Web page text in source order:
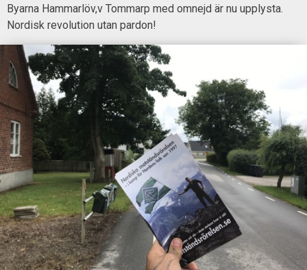
Byarna Hammarlöv,v Tommarp med omnejd är nu upplysta.
Nordisk revolution utan pardon!